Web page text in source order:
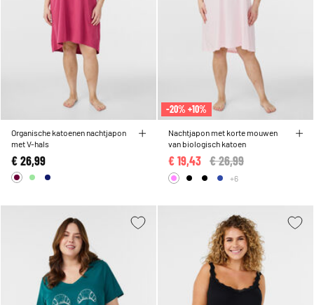
Organische katoenen nachtjapon
met V-hals
€ 26,99
-20% +10%
Nachtjapon met korte mouwen
van biologisch katoen
Price reduced from
€ 26,99
€ 19,43
+6